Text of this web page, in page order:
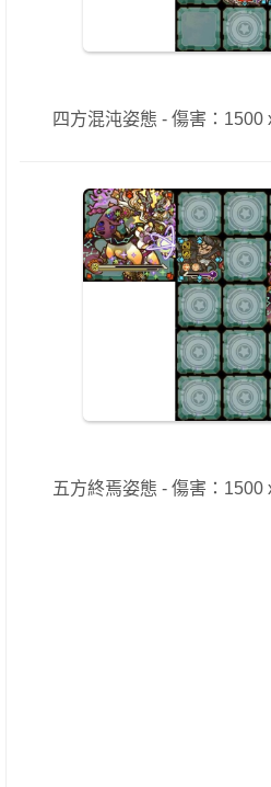
四方混沌姿態 - 傷害：1500
五方終焉姿態 - 傷害：1500